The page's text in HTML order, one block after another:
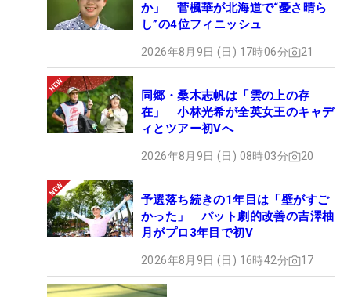
か」 菅楓華が北海道で“憂さ晴ら
し”の4位フィニッシュ
2026年8月9日 (日) 17時06分 21
同郷・桑木志帆は「雲の上の存
在」 小林光希が全英女王のキャデ
ィとツアー初Vへ
2026年8月9日 (日) 08時03分 20
予選落ち続きの1年目は「壁がすご
かった」 パット劇的改善の吉澤柚
月がプロ3年目で初V
2026年8月9日 (日) 16時42分 17